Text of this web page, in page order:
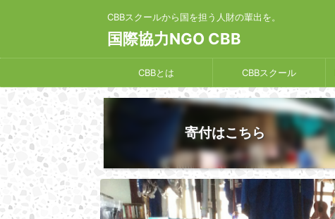
CBBスクールから国を担う人財の輩出を。
国際協力NGO CBB
CBBとは CBBスクール
寄付はこちら